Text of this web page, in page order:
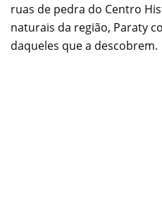
ruas de pedra do Centro
naturais da região, Paraty
daqueles que a descobrem.